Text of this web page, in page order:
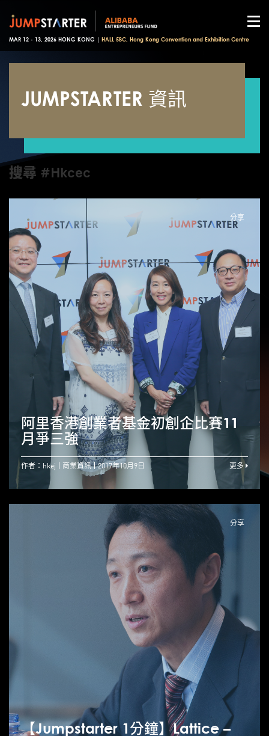
MAR 12 - 13, 2026 HONG KONG | HALL 5BC, Hong Kong Convention and Exhibition Centre
JUMPSTARTER 資訊
搜尋 #Hkcec
分享
阿里香港創業者基金初創企比賽11
月爭三強
作者：hkej 商業資訊 2017年10月9日 更多
分享
【Jumpstarter 1分鐘】Lattice –